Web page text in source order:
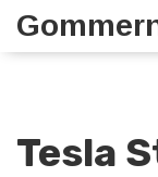
Tesla